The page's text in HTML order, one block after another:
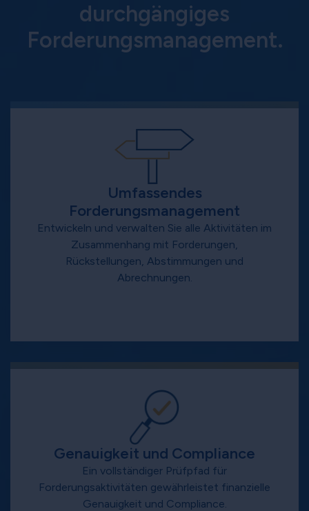
durchgängiges
Forderungsmanagement.
Umfassendes
Forderungsmanagement
Entwickeln und verwalten Sie alle Aktivitäten im
Zusammenhang mit Forderungen,
Rückstellungen, Abstimmungen und
Abrechnungen.
Genauigkeit und Compliance
Ein vollständiger Prüfpfad für
Forderungsaktivitäten gewährleistet finanzielle
Genauigkeit und Compliance.